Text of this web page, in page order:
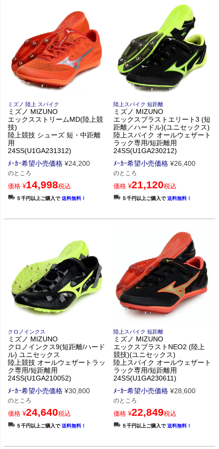
ミズノ 陸上 スパイク
ミズノ MIZUNO
エックスストリームMD(陸上競
技)
陸上競技 シューズ 短・中距離
用
24SS(U1GA231312)
ﾒｰｶｰ希望小売価格 ¥24,200
のところ
価格 ¥14,998税込
５千円以上ご購入で送料無料！
陸上スパイク 短距離
ミズノ MIZUNO
エックスブラストエリート3 (短
距離／ハードル)(ユニセックス)
陸上スパイク オールウェザート
ラック専用/短距離用
24SS(U1GA230212)
ﾒｰｶｰ希望小売価格 ¥26,400
のところ
価格 ¥21,120税込
５千円以上ご購入で送料無料！
クロノインクス
ミズノ MIZUNO
クロノインクス9(短距離/ハード
ル) ユニセックス
陸上競技 オールウェザートラッ
ク専用/短距離用
24SS(U1GA210052)
ﾒｰｶｰ希望小売価格 ¥30,800
のところ
価格 ¥24,640税込
５千円以上ご購入で送料無料！
陸上スパイク 短距離
ミズノ MIZUNO
エックスブラストNEO2 (陸上
競技)(ユニセックス)
陸上スパイク オールウェザート
ラック専用/短距離用
24SS(U1GA230611)
ﾒｰｶｰ希望小売価格 ¥28,600
のところ
価格 ¥22,849税込
５千円以上ご購入で送料無料！